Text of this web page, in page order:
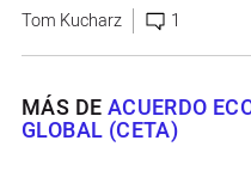
Tom Kucharz 1
MÁS DEACUERDO
GLOBAL (CETA)